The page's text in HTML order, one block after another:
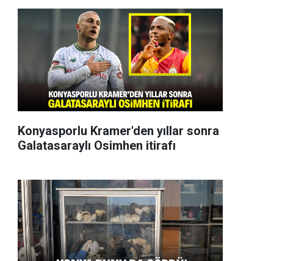
Konyasporlu Kramer'den yıllar sonra
Galatasaraylı Osimhen itirafı